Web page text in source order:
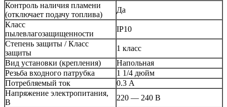
Контроль наличия пламени
(отключает подачу топлива)
Да
Класс
пылевлагозащищенности
IP10
Степень защиты / Класс
защиты
1 класс
Вид установки (крепления)
Напольная
Резьба входного патрубка
1 1/4 дюйм
Потребляемый ток
0.3 А
Напряжение электропитания,
В
220 — 240 В